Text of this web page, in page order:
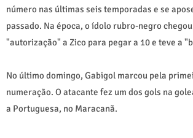
número nas últimas seis temporadas e se
passado. Na época, o ídolo rubro-negro
"autorização" a Zico para pegar a 10 e teve a
No último domingo, Gabigol marcou pela
numeração. O atacante fez um dos gols na
a Portuguesa, no Maracanã.